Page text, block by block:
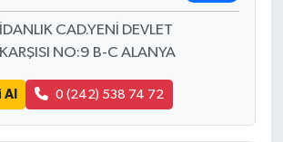
CAD.YENİ DEVLET
NO:9 B-C ALANYA
0 (242) 538 74 72